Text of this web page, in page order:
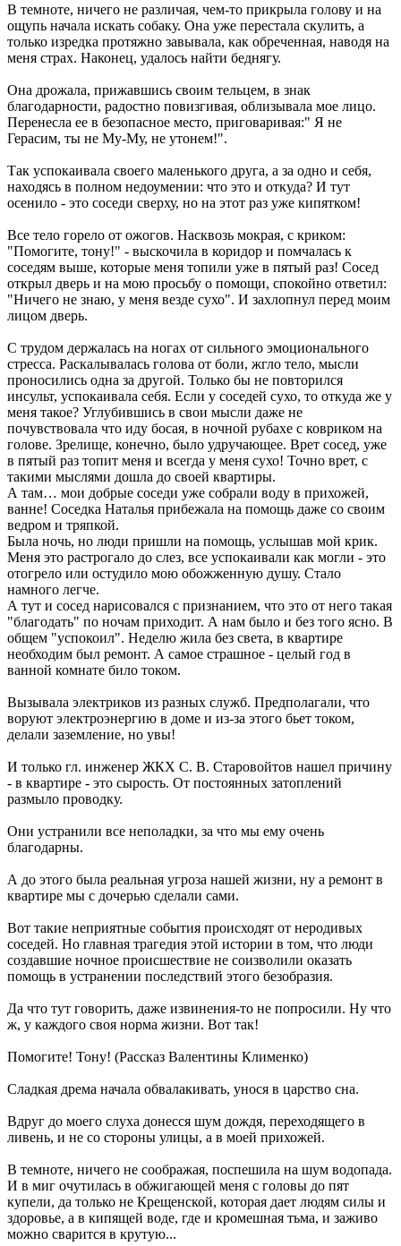
В темноте, ничего не различая, чем-то прикрыла голову и на
ощупь начала искать собаку. Она уже перестала скулить, а
только изредка протяжно завывала, как обреченная, наводя на
меня страх. Наконец, удалось найти беднягу.
Она дрожала, прижавшись своим тельцем, в знак
благодарности, радостно повизгивая, облизывала мое лицо.
Перенесла ее в безопасное место, приговаривая:" Я не
Герасим, ты не Му-Му, не утонем!".
Так успокаивала своего маленького друга, а за одно и себя,
находясь в полном недоумении: что это и откуда? И тут
осенило - это соседи сверху, но на этот раз уже кипятком!
Все тело горело от ожогов. Насквозь мокрая, с криком:
"Помогите, тону!" - выскочила в коридор и помчалась к
соседям выше, которые меня топили уже в пятый раз! Сосед
открыл дверь и на мою просьбу о помощи, спокойно ответил:
"Ничего не знаю, у меня везде сухо". И захлопнул перед моим
лицом дверь.
С трудом держалась на ногах от сильного эмоционального
стресса. Раскалывалась голова от боли, жгло тело, мысли
проносились одна за другой. Только бы не повторился
инсульт, успокаивала себя. Если у соседей сухо, то откуда же у
меня такое? Углубившись в свои мысли даже не
почувствовала что иду босая, в ночной рубахе с ковриком на
голове. Зрелище, конечно, было удручающее. Врет сосед, уже
в пятый раз топит меня и всегда у меня сухо! Точно врет, с
такими мыслями дошла до своей квартиры.
А там… мои добрые соседи уже собрали воду в прихожей,
ванне! Соседка Наталья прибежала на помощь даже со своим
ведром и тряпкой.
Была ночь, но люди пришли на помощь, услышав мой крик.
Меня это растрогало до слез, все успокаивали как могли - это
отогрело или остудило мою обожженную душу. Стало
намного легче.
А тут и сосед нарисовался с признанием, что это от него такая
"благодать" по ночам приходит. А нам было и без того ясно. В
общем "успокоил". Неделю жила без света, в квартире
необходим был ремонт. А самое страшное - целый год в
ванной комнате било током.
Вызывала электриков из разных служб. Предполагали, что
воруют электроэнергию в доме и из-за этого бьет током,
делали заземление, но увы!
И только гл. инженер ЖКХ С. В. Старовойтов нашел причину
- в квартире - это сырость. От постоянных затоплений
размыло проводку.
Они устранили все неполадки, за что мы ему очень
благодарны.
А до этого была реальная угроза нашей жизни, ну а ремонт в
квартире мы с дочерью сделали сами.
Вот такие неприятные события происходят от неродивых
соседей. Но главная трагедия этой истории в том, что люди
создавшие ночное происшествие не соизволили оказать
помощь в устранении последствий этого безобразия.
Да что тут говорить, даже извинения-то не попросили. Ну что
ж, у каждого своя норма жизни. Вот так!
Помогите! Тону! (Рассказ Валентины Клименко)
Сладкая дрема начала обвалакивать, унося в царство сна.
Вдруг до моего слуха донесся шум дождя, переходящего в
ливень, и не со стороны улицы, а в моей прихожей.
В темноте, ничего не соображая, поспешила на шум водопада.
И в миг очутилась в обжигающей меня с головы до пят
купели, да только не Крещенской, которая дает людям силы и
здоровье, а в кипящей воде, где и кромешная тьма, и заживо
можно сварится в крутую...